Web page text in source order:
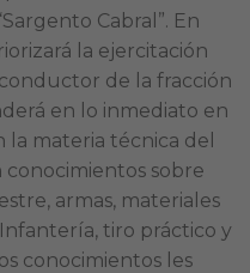
Cabral”. En
la ejercitación
de la fracción
en lo inmediato en
la materia técnica del
conocimientos sobre
armas, materiales
tiro práctico y
conocimientos les